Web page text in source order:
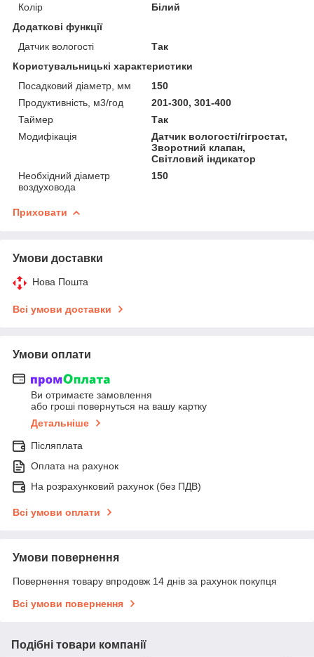
Колір
Білий
Додаткові функції
Датчик вологості
Так
Користувальницькі характеристики
Посадковий діаметр, мм
150
Продуктивність, м3/год
201-300, 301-400
Таймер
Так
Модифікація
Датчик вологості/гігростат,
Зворотний клапан,
Світловий індикатор
Необхідний діаметр
воздуховода
150
Приховати
Умови доставки
Нова Пошта
Всі умови доставки
Умови оплати
Ви отримаєте замовлення
або гроші повернуться на вашу картку
Детальніше
Післяплата
Оплата на рахунок
На розрахунковий рахунок (без ПДВ)
Всі умови оплати
Умови повернення
Повернення товару впродовж 14 днів за рахунок покупця
Всі умови повернення
Подібні товари компанії